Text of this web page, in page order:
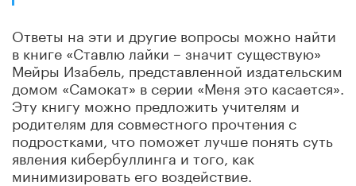
Ответы на эти и другие вопросы можно найти
в книге «Ставлю лайки – значит существую»
Мейры Изабель, представленной издательским
домом «Самокат» в серии «Меня это касается».
Эту книгу можно предложить учителям и
родителям для совместного прочтения с
подростками, что поможет лучше понять суть
явления кибербуллинга и того, как
минимизировать его воздействие.